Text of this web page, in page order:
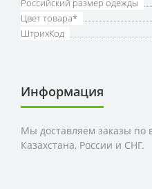
Российский размер одежды
Цвет товара*
ШтрихКод
Информация
Мы доставляем заказы по
Казахстана, России и СНГ.